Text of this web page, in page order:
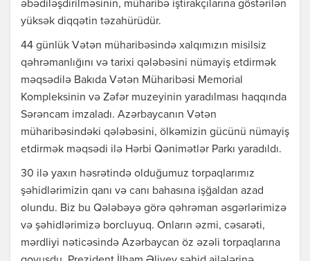
əbədiləşdirilməsinin, müharibə iştirakçılarına göstərilən
yüksək diqqətin təzahürüdür.
44 günlük Vətən müharibəsində xalqımızın misilsiz
qəhrəmanlığını və tarixi qələbəsini nümayiş etdirmək
məqsədilə Bakıda Vətən Müharibəsi Memorial
Kompleksinin və Zəfər muzeyinin yaradılması haqqında
Sərəncam imzaladı. Azərbaycanın Vətən
müharibəsindəki qələbəsini, ölkəmizin gücünü nümayiş
etdirmək məqsədi ilə Hərbi Qənimətlər Parkı yaradıldı.
30 ilə yaxın həsrətində olduğumuz torpaqlarımız
şəhidlərimizin qanı və canı bahasına işğaldan azad
olundu. Biz bu Qələbəyə görə qəhrəman əsgərlərimizə
və şəhidlərimizə borcluyuq. Onların əzmi, cəsarəti,
mərdliyi nəticəsində Azərbaycan öz əzəli torpaqlarına